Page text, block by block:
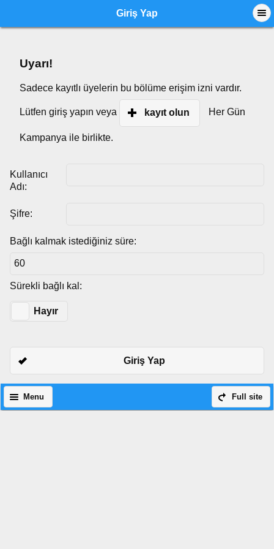
Giriş Yap
Uyarı!
Sadece kayıtlı üyelerin bu bölüme erişim izni vardır.
Lütfen giriş yapın veya kayıt olun Her Gün
Kampanya ile birlikte.
Kullanıcı
Adı:
Şifre:
Bağlı kalmak istediğiniz süre:
Sürekli bağlı kal:
Hayır
Giriş Yap
Full site
Menu